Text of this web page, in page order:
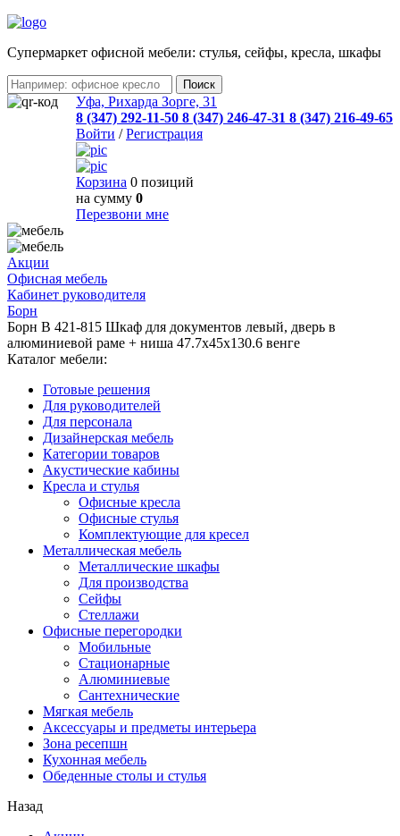
Cупермаркет офисной мебели: стулья, сейфы, кресла, шкафы
Уфа, Рихарда Зорге, 31
8 (347) 292-11-50 8 (347) 246-47-31 8 (347) 216-49-65
Войти /Регистрация
Корзина 0 позиций
на сумму 0
Перезвони мне
Акции
Офисная мебель
Кабинет руководителя
Борн
Борн B 421-815 Шкаф для документов левый, дверь в
алюминиевой раме + ниша 47.7x45x130.6 венге
Каталог мебели:
Готовые решения
Для руководителей
Для персонала
Дизайнерская мебель
Категории товаров
Акустические кабины
Кресла и стулья
Офисные кресла
Офисные стулья
Комплектующие для кресел
Металлическая мебель
Металлические шкафы
Для производства
Сейфы
Стеллажи
Офисные перегородки
Мобильные
Стационарные
Алюминиевые
Сантехнические
Мягкая мебель
Аксессуары и предметы интерьера
Зона ресепшн
Кухонная мебель
Обеденные столы и стулья
Назад